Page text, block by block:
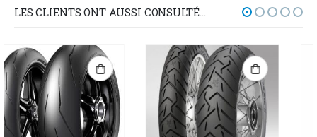
LES CLIENTS ONT AUSSI CONSULTÉ…